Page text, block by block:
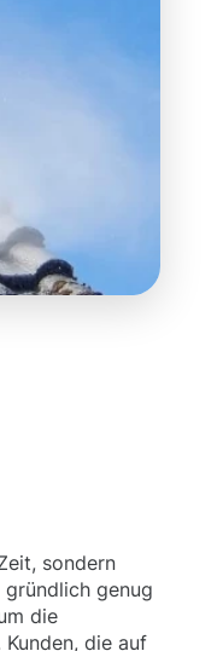
sondern
genug
die
die auf